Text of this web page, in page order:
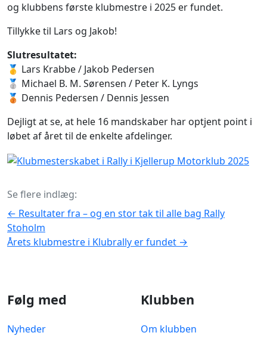
og klubbens første klubmestre i 2025 er fundet.
Tillykke til Lars og Jakob!
Slutresultatet:
🥇 Lars Krabbe / Jakob Pedersen
🥈 Michael B. M. Sørensen / Peter K. Lyngs
🥉 Dennis Pedersen / Dennis Jessen
Dejligt at se, at hele 16 mandskaber har optjent point i
løbet af året til de enkelte afdelinger.
Se flere indlæg:
← Resultater fra – og en stor tak til alle bag Rally
Stoholm
Årets klubmestre i Klubrally er fundet →
Følg med
Nyheder
Klubben
Om klubben